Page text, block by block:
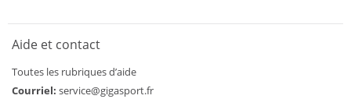
Aide et contact
Toutes les rubriques d’aide
Courriel: service@gigasport.fr